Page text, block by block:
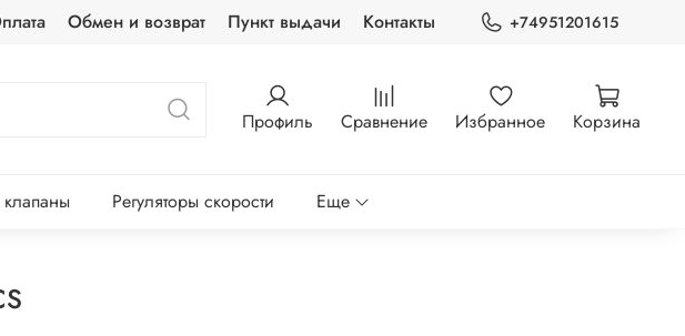
Обмен и возврат Пункт выдачи Контакты +74951201615
Профиль Сравнение Избранное Корзина
Регуляторы скорости Еще